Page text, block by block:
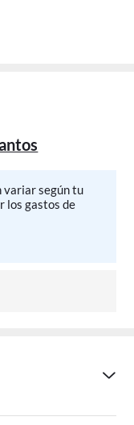
variar según tu
los gastos de
Paga